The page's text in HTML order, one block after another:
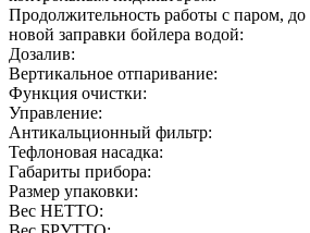
Продолжительность работы с паром, до
новой заправки бойлера водой:
Дозалив:
Вертикальное отпаривание:
Функция очистки:
Управление:
Антикальционный фильтр:
Тефлоновая насадка:
Габариты прибора:
Размер упаковки:
Вес НЕТТО: